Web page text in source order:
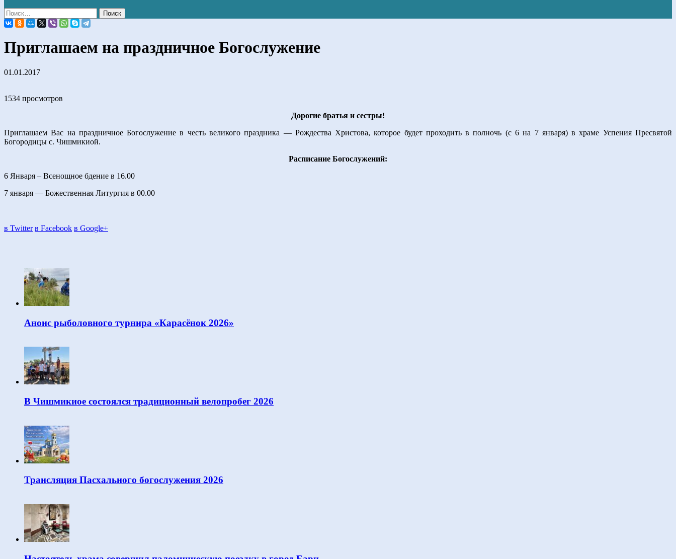
Приглашаем на праздничное Богослужение
01.01.2017
1534 просмотров
Дорогие братья и сестры!
Приглашаем Вас на праздничное Богослужение в честь великого праздника — Рождества Христова, которое будет проходить в полночь (с 6 на 7 января) в храме Успения Пресвятой
Богородицы с. Чишмикиой.
Расписание Богослужений:
6 Января – Всенощное бдение в 16.00
7 января — Божественная Литургия в 00.00
в Twitter в Facebook в Google+
Анонс рыболовного турнира «Карасёнок 2026»
В Чишмикиое состоялся традиционный велопробег 2026
Трансляция Пасхального богослужения 2026